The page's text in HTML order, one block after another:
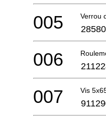
Verrou
005
006
Vis
007